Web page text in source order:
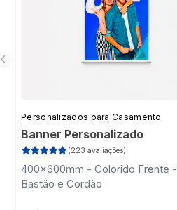
Personalizados para Casamento
Banner Personalizado
(223 avaliações)
400x600mm - Colorido Frente -
Bastão e Cordão